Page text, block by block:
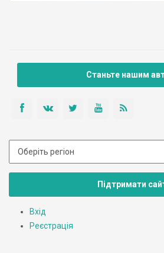
Станьте нашим
Підтримати
Вхід
Реєстрація